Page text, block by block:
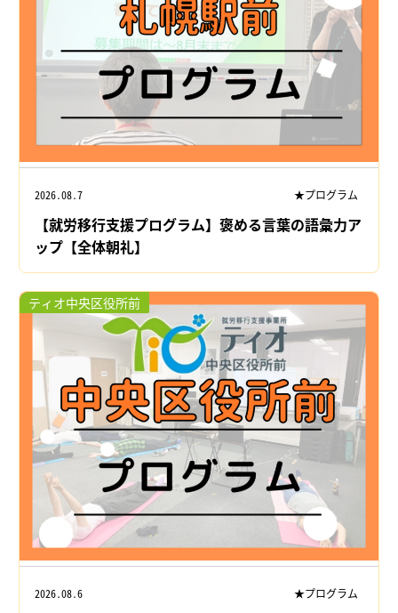
2026.08.7 ★プログラム
【就労移行支援プログラム】褒める言葉の語彙力ア
ップ【全体朝礼】
ティオ中央区役所前
2026.08.6 ★プログラム